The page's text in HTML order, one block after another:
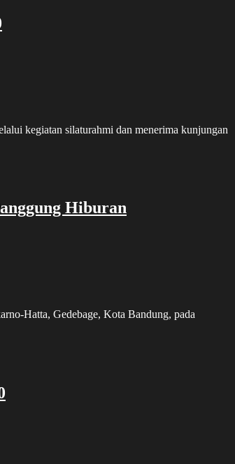
kegiatan silaturahmi dan menerima kunjungan
Hiburan
Hatta, Gedebage, Kota Bandung, pada